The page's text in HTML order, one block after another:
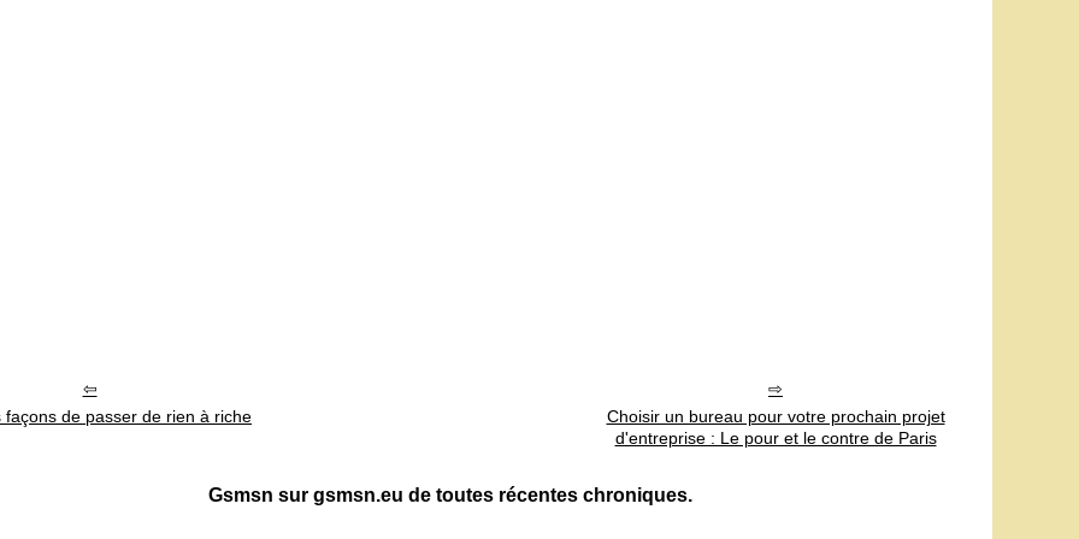
façons de passer de rien à riche
Choisir un bureau pour votre prochain projet
d'entreprise : Le pour et le contre de Paris
Gsmsn sur gsmsn.eu de toutes récentes chroniques.